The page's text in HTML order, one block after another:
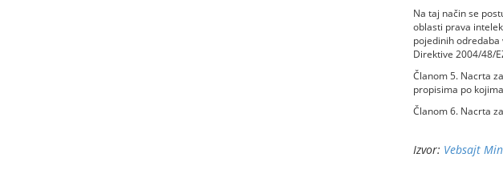
Na taj način se
oblasti prava
pojedinih odredaba
Direktive 2004/48/
Članom 5. Nacrta
propisima po
Članom 6. Nacrta
Izvor: Vebsajt